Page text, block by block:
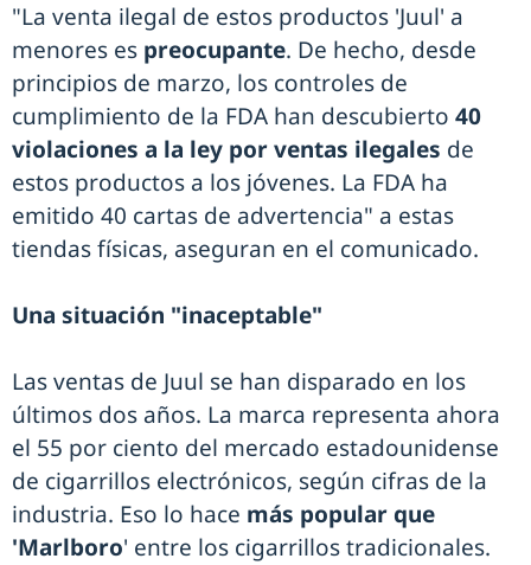
"La venta ilegal de estos productos 'Juul' a
menores es preocupante. De hecho, desde
principios de marzo, los controles de
cumplimiento de la FDA han descubierto 40
violaciones a la ley por ventas ilegales de
estos productos a los jóvenes. La FDA ha
emitido 40 cartas de advertencia" a estas
tiendas físicas, aseguran en el comunicado.
Una situación "inaceptable"
Las ventas de Juul se han disparado en los
últimos dos años. La marca representa ahora
el 55 por ciento del mercado estadounidense
de cigarrillos electrónicos, según cifras de la
industria. Eso lo hace más popular que
'Marlboro' entre los cigarrillos tradicionales.